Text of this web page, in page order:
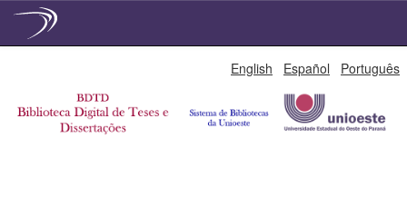
English Español Português